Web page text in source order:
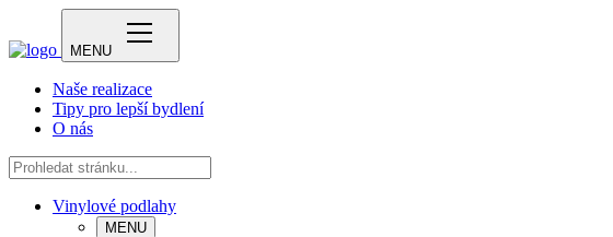
MENU
Naše realizace
Tipy pro lepší bydlení
O nás
Vinylové podlahy
MENU